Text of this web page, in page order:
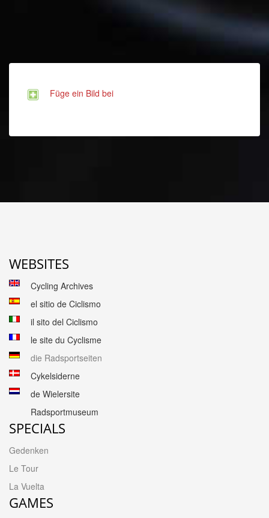
Füge ein Bild bei
WEBSITES
Cycling Archives
el sitio de Ciclismo
il sito del Ciclismo
le site du Cyclisme
die Radsportseiten
Cykelsiderne
de Wielersite
Radsportmuseum
SPECIALS
Gedenken
Le Tour
La Vuelta
GAMES